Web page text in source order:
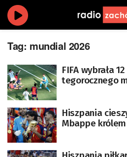
Tag: mundial 2026
FIFA wybrała
tegorocznego
Hiszpania
Mbappe